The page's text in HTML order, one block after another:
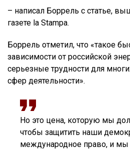
– написал Боррель с статье,
газете la Stampa.
Боррель отметил, что «такое
зависимости от российской
серьезные трудности для
сфер деятельности».
Но это цена, которую мы
чтобы защитить наши
международное право, и